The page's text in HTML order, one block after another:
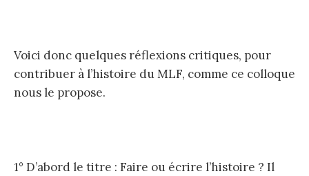
Voici donc quelques réflexions critiques, pour
contribuer à l’histoire du MLF, comme ce colloque
nous le propose.
1° D’abord le titre : Faire ou écrire l’histoire ? Il